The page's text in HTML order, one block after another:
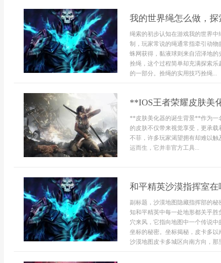
我的世界绳怎么做，
绳索的初步认知在游戏我的世界
制，玩家常说的绳通常指牵引动
蛛网获得，黏液球则来自沼泽地
拴绳，这个过程简单却充满探索
的一部分。拴绳的实用技巧拴绳...
**IOS王者荣耀皮肤美
**皮肤美化器的诞生背景**作为一
的皮肤不仅带来视觉享受，更承
不菲，许多玩家渴望拥有却难以
运而生，它并非官方工具...
和平精英沙漠指挥室
副标题，沙漠地图隐藏指挥部的
知和平精英中每一处地形都关乎
穴来风，它指向地图中一个传说
坐标的秘密。坐标揭秘，皮卡多
沙漠地图皮卡多城区向南方向，那